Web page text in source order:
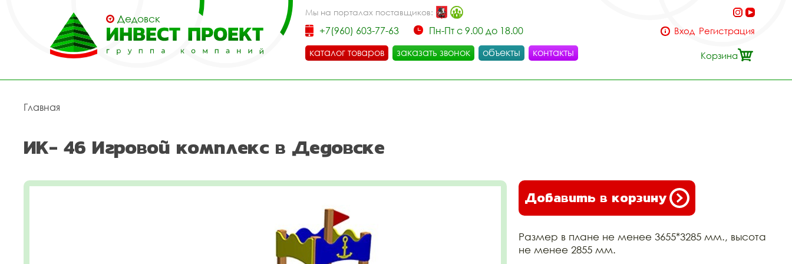
Дедовск
Мы на порталах поставщиков:
+7(960) 603-77-63
Пн-Пт с 9.00 до 18.00
каталог товаров
заказать звонок объекты контакты
Вход Регистрация
Корзина
Главная
ИК- 46 Игровой комплекс в Дедовске
Добавить в корзину
Размер в плане не менее 3655*3285 мм., высота
не менее 2855 мм.